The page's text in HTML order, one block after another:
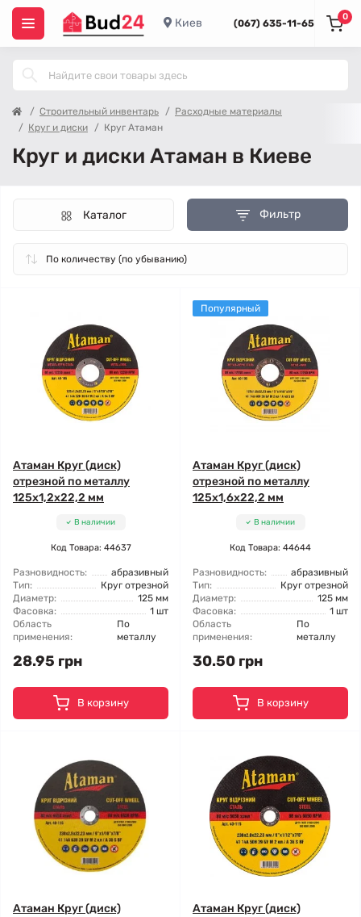
Киев (067) 635-11-65
0
Строительный инвентарь
Расходные материалы
Круг и диски
Круг Атаман
Круг и диски Атаман в Киеве
Фильтр
Каталог
Атаман Круг (диск)
отрезной по металлу
125x1,2x22,2 мм
В наличии
Код Товара: 44637
Разновидность:
абразивный
Тип:
Круг отрезной
Диаметр:
125 мм
Фасовка:
1 шт
Область
применения:
По
металлу
28.95 грн
В корзину
Популярный
Атаман Круг (диск)
отрезной по металлу
125x1,6x22,2 мм
В наличии
Код Товара: 44644
Разновидность:
абразивный
Тип:
Круг отрезной
Диаметр:
125 мм
Фасовка:
1 шт
Область
применения:
По
металлу
30.50 грн
В корзину
Атаман Круг (диск)
Атаман Круг (диск)